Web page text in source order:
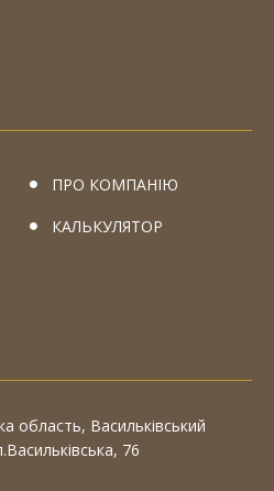
ПРО КОМПАНІЮ
КАЛЬКУЛЯТОР
область, Васильківський
76